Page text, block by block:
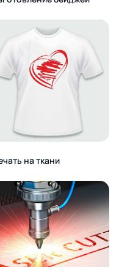
на ткани